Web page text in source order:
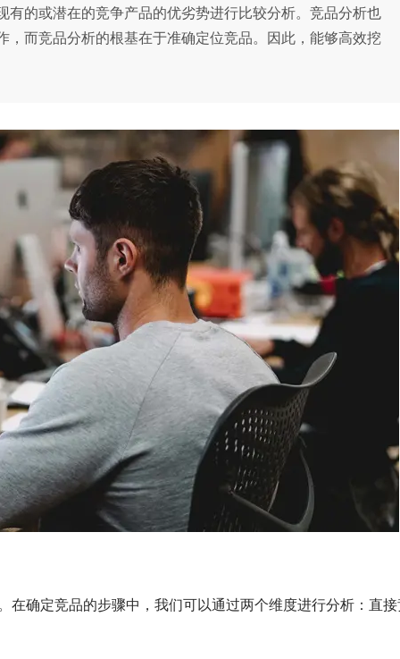
的或潜在的竞争产品的优劣势进行比较分析。竞品分析也
而竞品分析的根基在于准确定位竞品。因此，能够高效挖
在确定竞品的步骤中，我们可以通过两个维度进行分析：直接